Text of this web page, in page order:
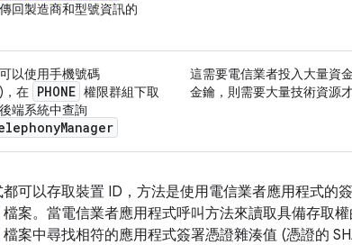
回製造商和型號資訊的
以使用手機號碼
，在 PHONE 權限群組下取
端系統中查詢
Manager
這需要電信業者投入大量資
金鑰，則需要大量技術資源
可以存取裝置 ID，方法是使用電信業者應用程式的
檔案。當電信業者應用程式呼叫方法來讀取具備存取
檔案中尋找相符的應用程式簽署憑證雜湊值 (憑證的